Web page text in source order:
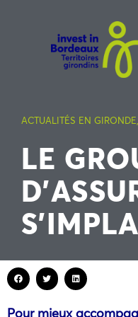
ACTUALITÉS EN GIRONDE,
LE
Pour mieux